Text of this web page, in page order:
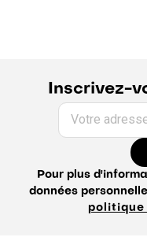
Inscrivez-
Votre
Pour plus
données